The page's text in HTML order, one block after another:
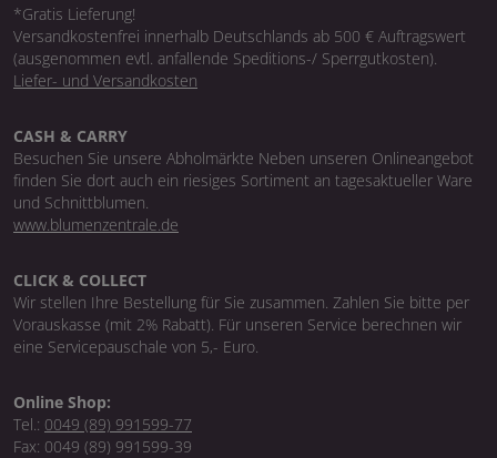
*Gratis Lieferung!
Versandkostenfrei innerhalb Deutschlands ab 500 € Auftragswert
(ausgenommen evtl. anfallende Speditions-/ Sperrgutkosten).
Liefer- und Versandkosten
CASH & CARRY
Besuchen Sie unsere Abholmärkte Neben unseren Onlineangebot
finden Sie dort auch ein riesiges Sortiment an tagesaktueller Ware
und Schnittblumen.
www.blumenzentrale.de
CLICK & COLLECT
Wir stellen Ihre Bestellung für Sie zusammen. Zahlen Sie bitte per
Vorauskasse (mit 2% Rabatt). Für unseren Service berechnen wir
eine Servicepauschale von 5,- Euro.
Online Shop:
Tel.: 0049 (89) 991599-77
Fax: 0049 (89) 991599-39